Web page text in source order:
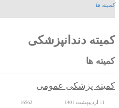
کمیته ها
کمیته دندانپزشکی
کمیته ها
کمیته پزشکی عمومی
11 ارديبهشت 1401 16562